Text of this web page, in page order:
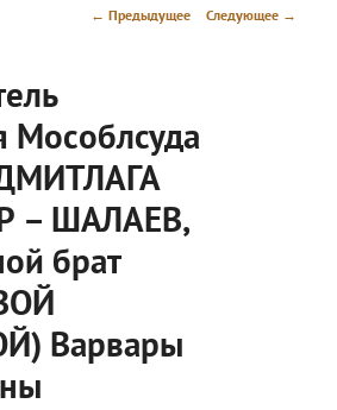
Навигация
← Предыдущее Следующее →
Мособлсуда
– ШАЛАЕВ,
брат
Варвары